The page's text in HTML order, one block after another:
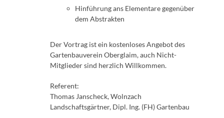
Hinführung ans Elementare gegenüber
dem Abstrakten
Der Vortrag ist ein kostenloses Angebot des
Gartenbauverein Oberglaim, auch Nicht-
Mitglieder sind herzlich Willkommen.
Referent:
Thomas Janscheck, Wolnzach
Landschaftsgärtner, Dipl. Ing. (FH) Gartenbau